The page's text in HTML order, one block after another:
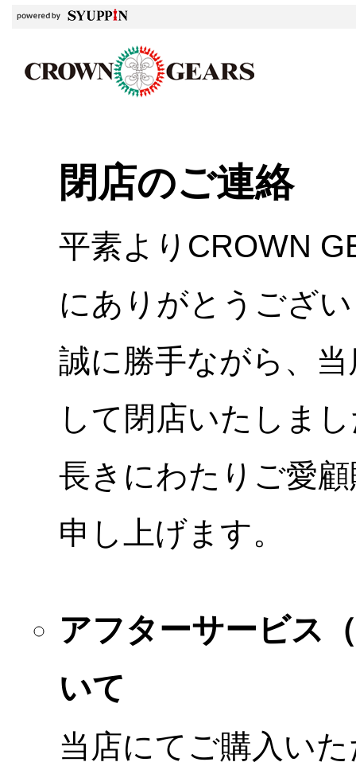
閉店のご連絡
平素よりCROWN
にありがとうござ
誠に勝手ながら、
して閉店いたしま
長きにわたりご愛
申し上げます。
アフターサービス
いて
当店にてご購入い